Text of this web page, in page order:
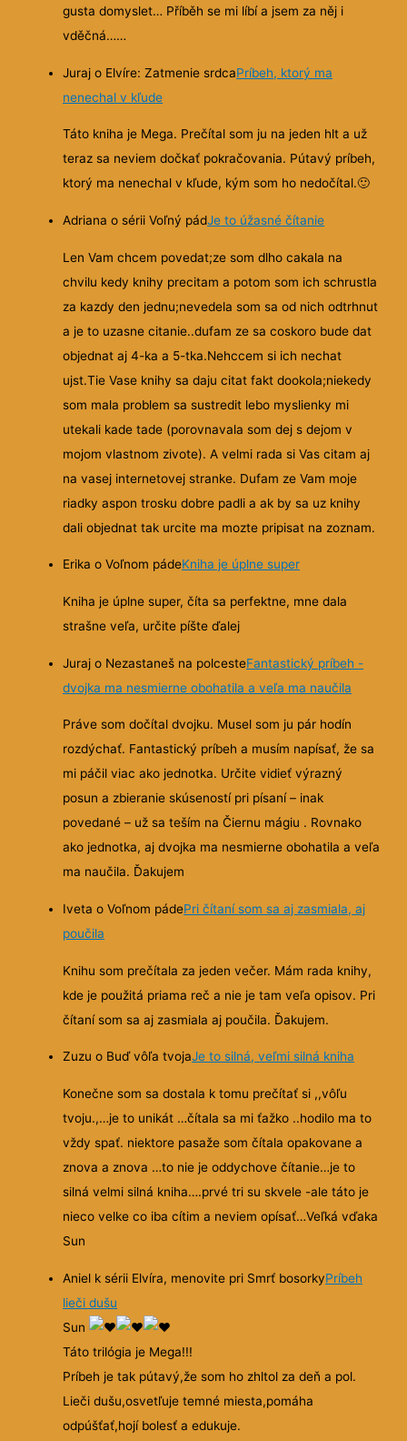
gusta domyslet… Příběh se mi líbí a jsem za něj i
vděčná……
Juraj o Elvíre: Zatmenie srdcaPríbeh, ktorý ma
nenechal v kľude
Táto kniha je Mega. Prečítal som ju na jeden hlt a už
teraz sa neviem dočkať pokračovania. Pútavý príbeh,
ktorý ma nenechal v kľude, kým som ho nedočítal.🙂
Adriana o sérii Voľný pádJe to úžasné čítanie
Len Vam chcem povedat;ze som dlho cakala na
chvilu kedy knihy precitam a potom som ich schrustla
za kazdy den jednu;nevedela som sa od nich odtrhnut
a je to uzasne citanie..dufam ze sa coskoro bude dat
objednat aj 4-ka a 5-tka.Nehccem si ich nechat
ujst.Tie Vase knihy sa daju citat fakt dookola;niekedy
som mala problem sa sustredit lebo myslienky mi
utekali kade tade (porovnavala som dej s dejom v
mojom vlastnom zivote). A velmi rada si Vas citam aj
na vasej internetovej stranke. Dufam ze Vam moje
riadky aspon trosku dobre padli a ak by sa uz knihy
dali objednat tak urcite ma mozte pripisat na zoznam.
Erika o Voľnom pádeKniha je úplne super
Kniha je úplne super, číta sa perfektne, mne dala
strašne veľa, určite píšte ďalej
Juraj o Nezastaneš na polcesteFantastický príbeh -
dvojka ma nesmierne obohatila a veľa ma naučila
Práve som dočítal dvojku. Musel som ju pár hodín
rozdýchať. Fantastický príbeh a musím napísať, že sa
mi páčil viac ako jednotka. Určite vidieť výrazný
posun a zbieranie skúseností pri písaní – inak
povedané – už sa teším na Čiernu mágiu . Rovnako
ako jednotka, aj dvojka ma nesmierne obohatila a veľa
ma naučila. Ďakujem
Iveta o Voľnom pádePri čítaní som sa aj zasmiala, aj
poučila
Knihu som prečítala za jeden večer. Mám rada knihy,
kde je použitá priama reč a nie je tam veľa opisov. Pri
čítaní som sa aj zasmiala aj poučila. Ďakujem.
Zuzu o Buď vôľa tvojaJe to silná, veľmi silná kniha
Konečne som sa dostala k tomu prečítať si ,,vôľu
tvoju.,…je to unikát …čítala sa mi ťažko ..hodilo ma to
vždy spať. niektore pasaže som čítala opakovane a
znova a znova …to nie je oddychove čítanie…je to
silná velmi silná kniha….prvé tri su skvele -ale táto je
nieco velke co iba cítim a neviem opísať…Veľká vďaka
Sun
Aniel k sérii Elvíra, menovite pri Smrť bosorkyPríbeh
lieči dušu
Sun
Táto trilógia je Mega!!!
Príbeh je tak pútavý,že som ho zhltol za deň a pol.
Lieči dušu,osvetľuje temné miesta,pomáha
odpúšťať,hojí bolesť a edukuje.